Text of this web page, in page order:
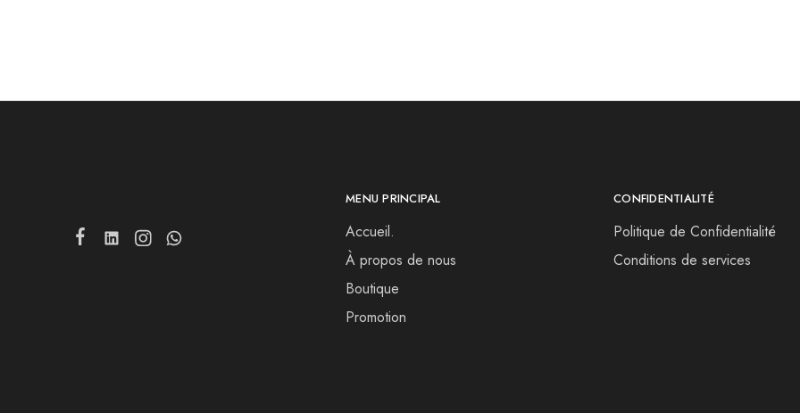
MENU PRINCIPAL
Accueil.
À propos de nous
Boutique
Promotion
CONFIDENTIALITÉ
Politique de Confidentialité
Conditions de services